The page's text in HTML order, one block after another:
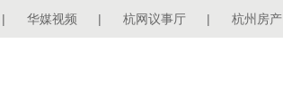
| 华媒视频 | 杭网议事厅 | 杭州房产